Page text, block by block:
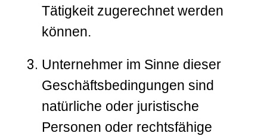
Tätigkeit zugerechnet werden
können.
Unternehmer im Sinne dieser
Geschäftsbedingungen sind
natürliche oder juristische
Personen oder rechtsfähige